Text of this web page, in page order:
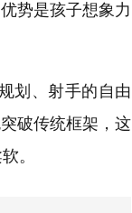
势是孩子想象力
划、射手的自由
破传统框架，这
。